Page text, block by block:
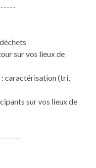
sur vos lieux de
: caractérisation (tri,
sur vos lieux de